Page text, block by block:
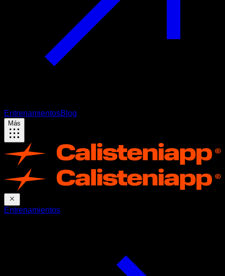
EntrenamientosBlog
Más
Entrenamientos